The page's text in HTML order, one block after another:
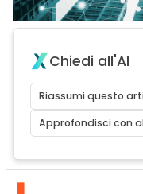
Chiedi all'AI
Riassumi questo
Approfondisci con